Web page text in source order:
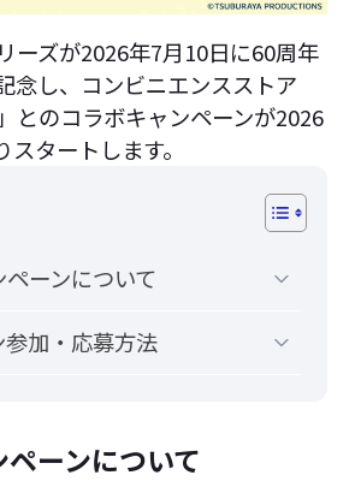
ーズが2026年7月10日に60周年
念し、コンビニエンスストア
とのコラボキャンペーンが2026
タートします。
ーンについて
加・応募方法
ーンについて